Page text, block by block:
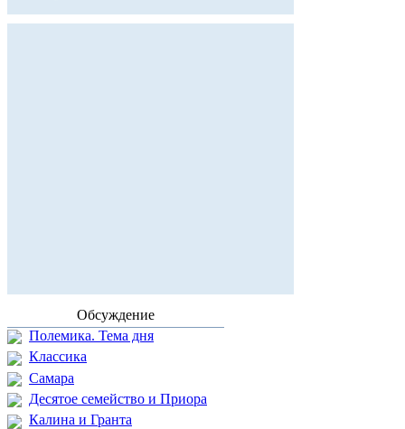
Обсуждение
Полемика. Тема дня
Классика
Самара
Десятое семейство и Приора
Калина и Гранта